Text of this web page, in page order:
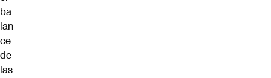
ba
lan
ce
de
las